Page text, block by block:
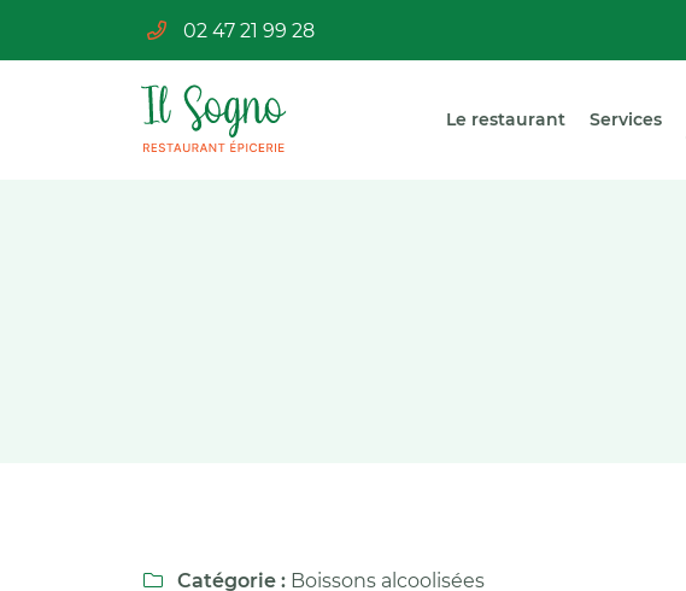
02 47 21 99 28
Le restaurant Services
37230 LUYNES
02 47 21 99 28
 Catégorie : Boissons alcoolisées